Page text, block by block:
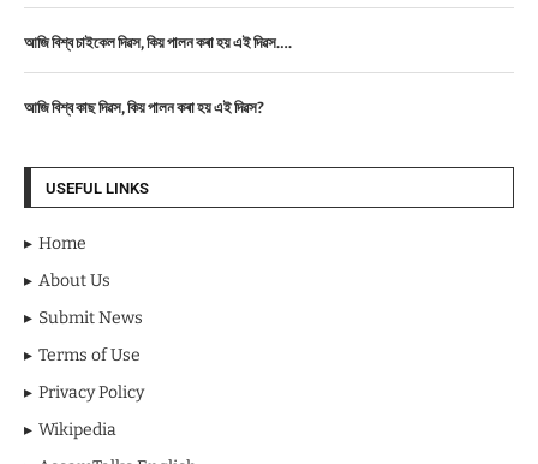
আজি বিশ্ব চাইকেল দিৱস, কিয় পালন কৰা হয় এই দিৱস….
আজি বিশ্ব কাছ দিৱস, কিয় পালন কৰা হয় এই দিৱস?
USEFUL LINKS
Home
About Us
Submit News
Terms of Use
Privacy Policy
Wikipedia